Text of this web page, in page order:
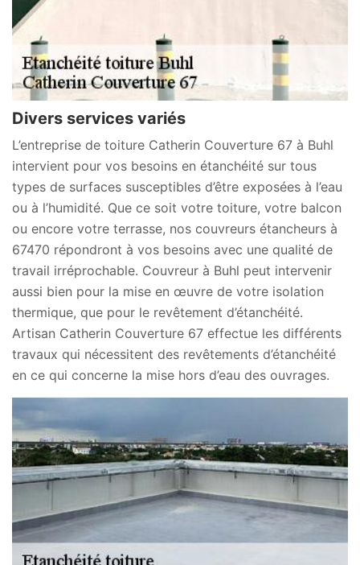
Divers services variés
L’entreprise de toiture Catherin Couverture 67 à Buhl
intervient pour vos besoins en étanchéité sur tous
types de surfaces susceptibles d’être exposées à l’eau
ou à l’humidité. Que ce soit votre toiture, votre balcon
ou encore votre terrasse, nos couvreurs étancheurs à
67470 répondront à vos besoins avec une qualité de
travail irréprochable. Couvreur à Buhl peut intervenir
aussi bien pour la mise en œuvre de votre isolation
thermique, que pour le revêtement d’étanchéité.
Artisan Catherin Couverture 67 effectue les différents
travaux qui nécessitent des revêtements d’étanchéité
en ce qui concerne la mise hors d’eau des ouvrages.